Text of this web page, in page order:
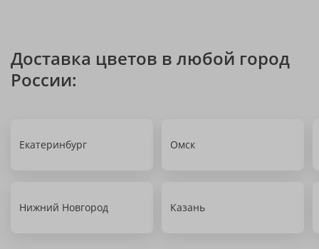
Доставка цветов в любой город
России:
Екатеринбург Омск
Нижний Новгород Казань